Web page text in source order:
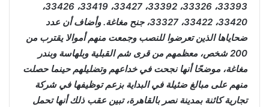
33393، 33326، 33392، 33427، 33419، 33426،
33420، 33422، 33327، جنح مغاغة. وأضاف أن عدد
ضحاياها الذين تعرضوا للنصب وجمعت منهم أموالا يقترب من
200 شخص، معظمهم من قرى شم القبلية وبلهاسة وبندر
مغاغة، موضحًا أنها نجحت في خداعهم وتضليلهم حينما حصلت
منهم على مبالغ ضئيلة في البداية بزعم توظيفها في شركة
تجارية كائنة بمدينة نصر بالقاهرة، تبين عقب ذلك أنها تحمل